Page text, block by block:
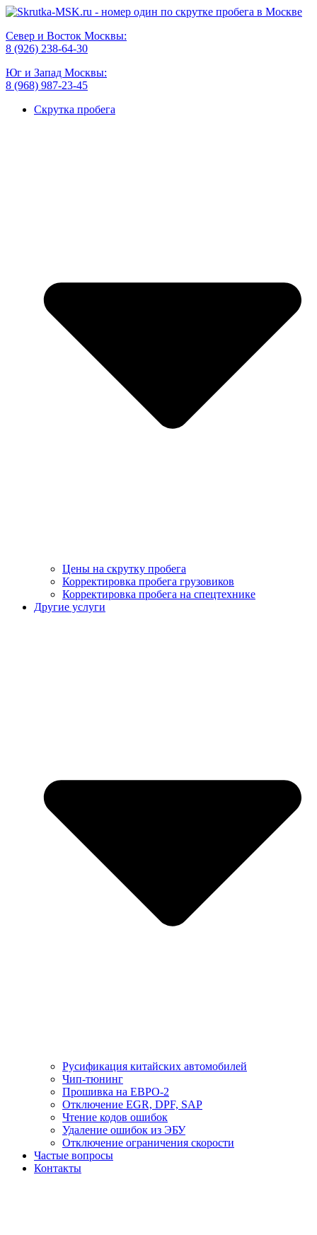
Север и Восток Москвы:
8 (926) 238-64-30
Юг и Запад Москвы:
8 (968) 987-23-45
Скрутка пробега
Цены на скрутку пробега
Корректировка пробега грузовиков
Корректировка пробега на спецтехнике
Другие услуги
Русификация китайских автомобилей
Чип-тюнинг
Прошивка на ЕВРО-2
Отключение EGR, DPF, SAP
Чтение кодов ошибок
Удаление ошибок из ЭБУ
Отключение ограничения скорости
Частые вопросы
Контакты